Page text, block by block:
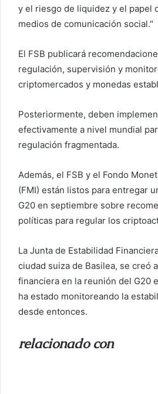
y el riesgo de liquidez y el papel
medios de comunicación social."
El FSB publicará
regulación, supervisión y
criptomercados y monedas
Posteriormente, deben
efectivamente a nivel mundial
regulación fragmentada.
Además, el FSB y el Fondo
(FMI) están listos para entregar
G20 en septiembre sobre
políticas para regular los
La Junta de Estabilidad
ciudad suiza de Basilea, se creó
financiera en la reunión del G20
ha estado monitoreando la
desde entonces.
relacionado con